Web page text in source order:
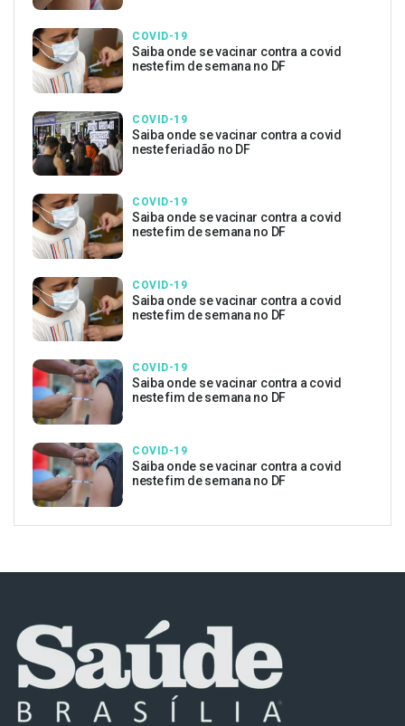
COVID-19
Saiba onde se vacinar contra a covid
neste fim de semana no DF
COVID-19
Saiba onde se vacinar contra a covid
neste feriadão no DF
COVID-19
Saiba onde se vacinar contra a covid
neste fim de semana no DF
COVID-19
Saiba onde se vacinar contra a covid
neste fim de semana no DF
COVID-19
Saiba onde se vacinar contra a covid
neste fim de semana no DF
COVID-19
Saiba onde se vacinar contra a covid
neste fim de semana no DF